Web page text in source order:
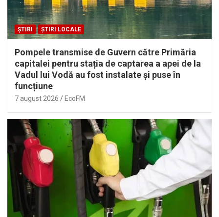
ȘTIRI ȘTIRI LOCALE
Pompele transmise de Guvern către Primăria
capitalei pentru stația de captarea a apei de la
Vadul lui Vodă au fost instalate și puse în
funcțiune
7 august 2026 EcoFM